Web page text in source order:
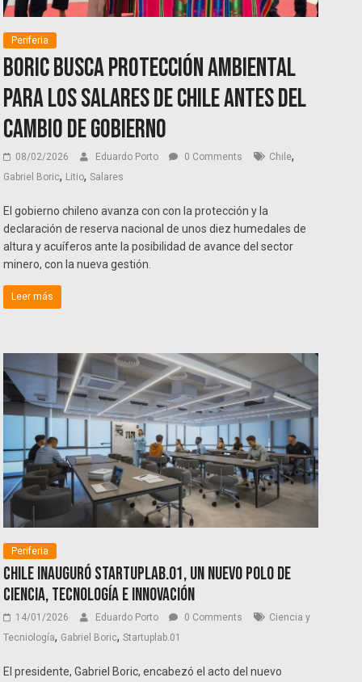
Periferia
Boric busca protección ambiental
para los salares de Chile antes del
cambio de gobierno
08/02/2026 Eduardo Porto 0 Comments Chile,
Gabriel Boric, Litio,Salares
El gobierno chileno avanza con con la protección y la
declaración de reserva nacional de unos diez humedales de
altura y acuíferos ante la posibilidad de avance del sector
minero, con la nueva gestión.
Leer más
Periferia
Chile inauguró Startuplab.01, un nuevo polo de
ciencia, tecnología e innovación
14/01/2026 Eduardo Porto 0 Comments
Ciencia y
Tecniología, Gabriel Boric,Startuplab.01
El presidente, Gabriel Boric, encabezó el acto del nuevo